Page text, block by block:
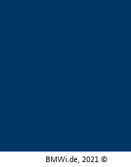
BMWi.de, 2021 ©